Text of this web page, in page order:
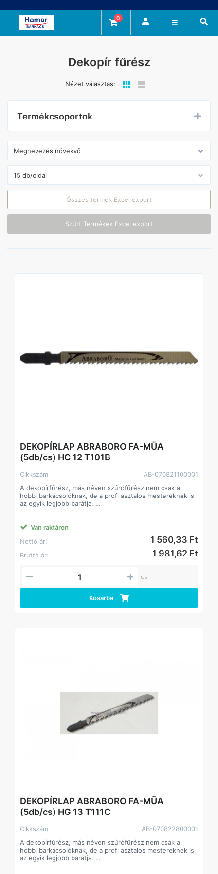
0
Dekopír fűrész
Nézet választás:
Termékcsoportok
Összes termék Excel export
Szűrt Termékek Excel export
DEKOPÍRLAP ABRABORO FA-MÜA
(5db/cs) HC 12 T101B
Cikkszám
AB-070821100001
A dekopírfűrész, más néven szúrófűrész nem csak a
hobbi barkácsolóknak, de a profi asztalos mestereknek is
az egyik legjobb barátja.
profilok,nemvas fémek, üveg,acéllemez alumínium,
acél,szendvics anyagok
Van raktáron
Nettó ár:
1 560,33 Ft
Bruttó ár: 1 981,62 Ft
cs
Kosárba
DEKOPÍRLAP ABRABORO FA-MÜA
(5db/cs) HG 13 T111C
Cikkszám
AB-070822800001
A dekopírfűrész, más néven szúrófűrész nem csak a
hobbi barkácsolóknak, de a profi asztalos mestereknek is
az egyik legjobb barátja.